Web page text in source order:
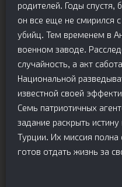
родителей. Годы
он все еще не смирился
убийц. Тем временем в
военном заводе.
случайность, а акт
Национальной
известной своей
Семь патриотичных
задание раскрыть
Турции. Их миссия полна
готов отдать жизнь за